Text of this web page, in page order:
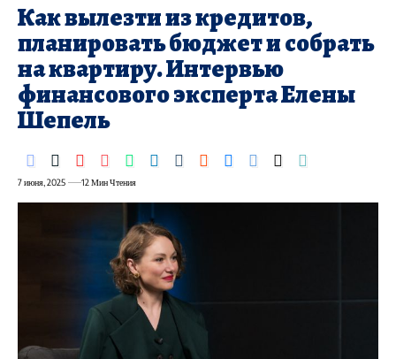
Как вылезти из кредитов,
планировать бюджет и собрать
на квартиру. Интервью
финансового эксперта Елены
Шепель
7 июня, 2025 12 Мин Чтения